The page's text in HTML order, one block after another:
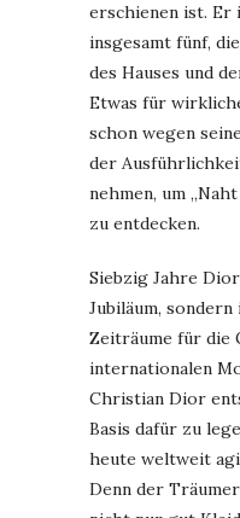
erschienen ist. Er
insgesamt fünf,
des Hauses und
Etwas für
schon wegen
der
nehmen, um
zu entdecken.
Siebzig Jahre
Jubiläum,
Zeiträume für die
internationalen
Christian Dior
Basis dafür zu
heute weltweit
Denn der